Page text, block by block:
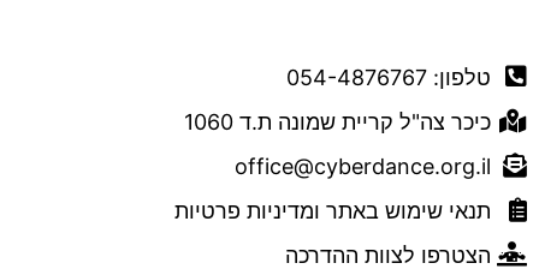
טלפון: 054-4876767
כיכר צה"ל קריית שמונה ת.ד 1060
office@cyberdance.org.il
תנאי שימוש באתר ומדיניות פרטיות
הצטרפו לצוות ההדרכה